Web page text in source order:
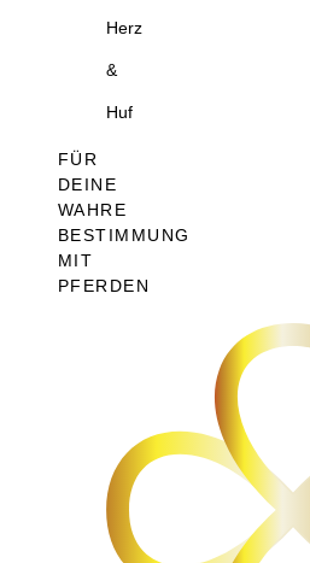
Herz
&
Huf
FÜR
DEINE
WAHRE
BESTIMMUNG
MIT
PFERDEN